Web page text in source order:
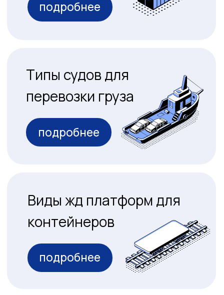
подробнее
и режимы
подробнее
Остались вопросы?
консультацию